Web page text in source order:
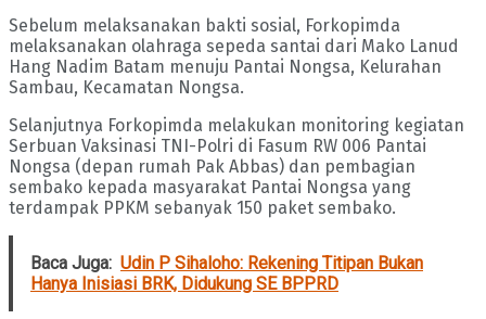
Sebelum melaksanakan bakti sosial, Forkopimda
melaksanakan olahraga sepeda santai dari Mako Lanud
Hang Nadim Batam menuju Pantai Nongsa, Kelurahan
Sambau, Kecamatan Nongsa.
Selanjutnya Forkopimda melakukan monitoring kegiatan
Serbuan Vaksinasi TNI-Polri di Fasum RW 006 Pantai
Nongsa (depan rumah Pak Abbas) dan pembagian
sembako kepada masyarakat Pantai Nongsa yang
terdampak PPKM sebanyak 150 paket sembako.
Baca Juga: Udin P Sihaloho: Rekening Titipan Bukan
Hanya Inisiasi BRK, Didukung SE BPPRD